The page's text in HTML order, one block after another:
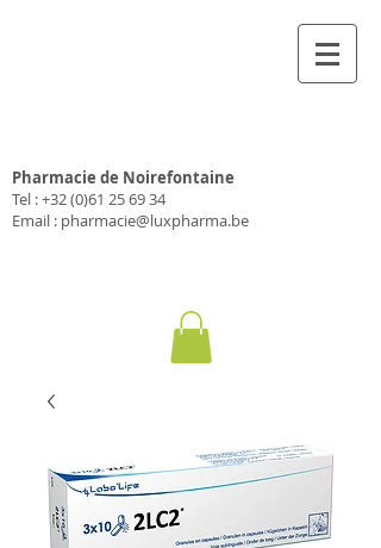
Pharmacie de Noirefontaine
Tel :+32 (0)61 25 69 34
Email : pharmacie@luxpharma.be